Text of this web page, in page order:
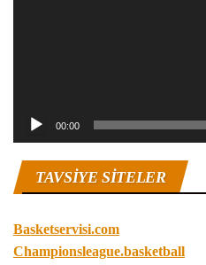
00:00
TAVSIYE SITELER
Basketservisi.com
Championsleague.basketball